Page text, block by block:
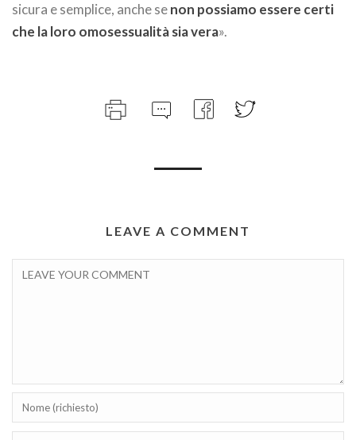
sicura e semplice, anche senon possiamo essere certi
che la loro omosessualità sia vera».
LEAVE A COMMENT